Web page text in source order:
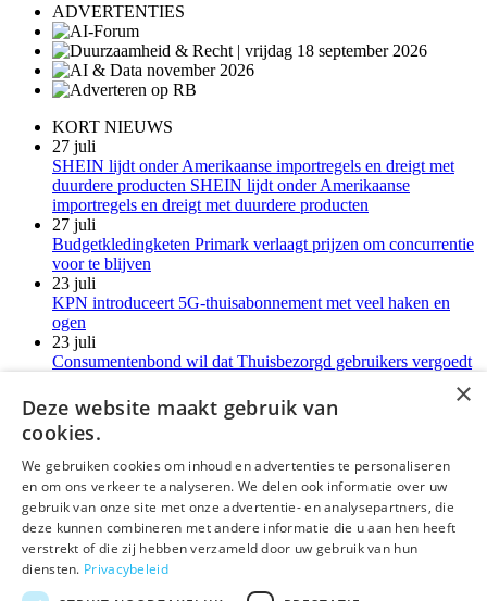
ADVERTENTIES
KORT NIEUWS
27 juli
SHEIN lijdt onder Amerikaanse importregels en dreigt met
duurdere producten SHEIN lijdt onder Amerikaanse
importregels en dreigt met duurdere producten
27 juli
Budgetkledingketen Primark verlaagt prijzen om concurrentie
voor te blijven
23 juli
KPN introduceert 5G-thuisabonnement met veel haken en
ogen
23 juli
Consumentenbond wil dat Thuisbezorgd gebruikers vergoedt
21 juli
LG-monitoren installeren reclamesoftware zonder melding
Meer kort nieuws
deLex
©Uitgeverij deLex
Bezoekadres
×
Deze website maakt gebruik van
cookies.
We gebruiken cookies om inhoud en advertenties te personaliseren
en om ons verkeer te analyseren. We delen ook informatie over uw
gebruik van onze site met onze advertentie- en analysepartners, die
deze kunnen combineren met andere informatie die u aan hen heeft
verstrekt of die zij hebben verzameld door uw gebruik van hun
diensten. Privacybeleid